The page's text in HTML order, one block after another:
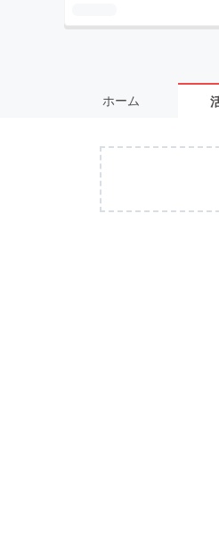
ホーム